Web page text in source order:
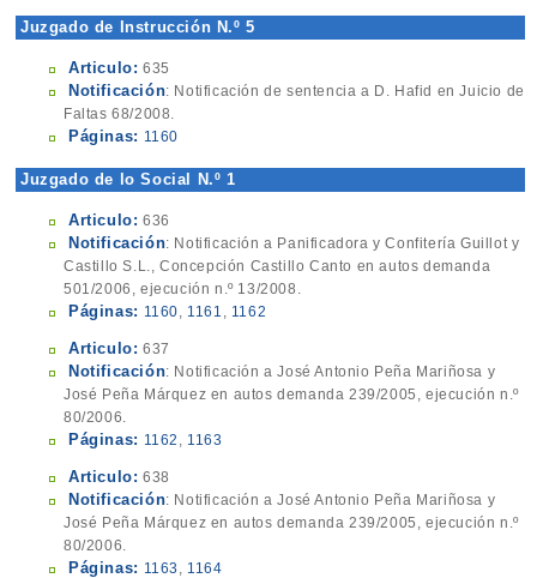
Juzgado de Instrucción N.º 5
Articulo: 635
Notificación: Notificación de sentencia a D. Hafid en Juicio de
Faltas 68/2008.
Páginas: 1160
Juzgado de lo Social N.º 1
Articulo: 636
Notificación: Notificación a Panificadora y Confitería Guillot y
Castillo S.L., Concepción Castillo Canto en autos demanda
501/2006, ejecución n.º 13/2008.
Páginas: 1160, 1161 , 1162
Articulo: 637
Notificación: Notificación a José Antonio Peña Mariñosa y
José Peña Márquez en autos demanda 239/2005, ejecución n.º
80/2006.
Páginas: 1162 , 1163
Articulo: 638
Notificación: Notificación a José Antonio Peña Mariñosa y
José Peña Márquez en autos demanda 239/2005, ejecución n.º
80/2006.
Páginas: 1163 , 1164